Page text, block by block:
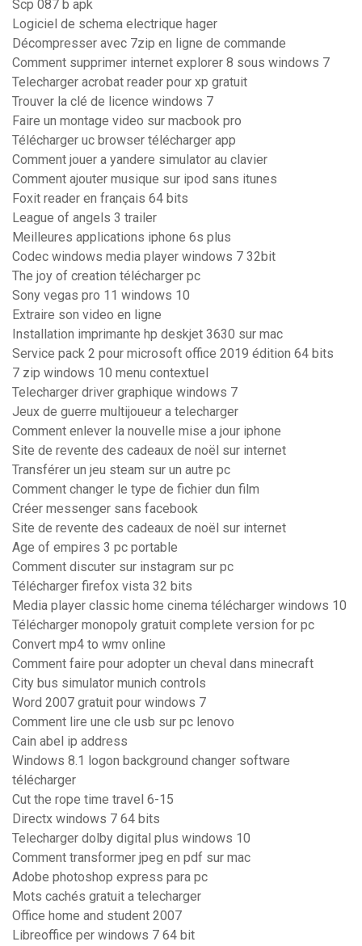
Scp 087 b apk
Logiciel de schema electrique hager
Décompresser avec 7zip en ligne de commande
Comment supprimer internet explorer 8 sous windows 7
Telecharger acrobat reader pour xp gratuit
Trouver la clé de licence windows 7
Faire un montage video sur macbook pro
Télécharger uc browser télécharger app
Comment jouer a yandere simulator au clavier
Comment ajouter musique sur ipod sans itunes
Foxit reader en français 64 bits
League of angels 3 trailer
Meilleures applications iphone 6s plus
Codec windows media player windows 7 32bit
The joy of creation télécharger pc
Sony vegas pro 11 windows 10
Extraire son video en ligne
Installation imprimante hp deskjet 3630 sur mac
Service pack 2 pour microsoft office 2019 édition 64 bits
7 zip windows 10 menu contextuel
Telecharger driver graphique windows 7
Jeux de guerre multijoueur a telecharger
Comment enlever la nouvelle mise a jour iphone
Site de revente des cadeaux de noël sur internet
Transférer un jeu steam sur un autre pc
Comment changer le type de fichier dun film
Créer messenger sans facebook
Site de revente des cadeaux de noël sur internet
Age of empires 3 pc portable
Comment discuter sur instagram sur pc
Télécharger firefox vista 32 bits
Media player classic home cinema télécharger windows 10
Télécharger monopoly gratuit complete version for pc
Convert mp4 to wmv online
Comment faire pour adopter un cheval dans minecraft
City bus simulator munich controls
Word 2007 gratuit pour windows 7
Comment lire une cle usb sur pc lenovo
Cain abel ip address
Windows 8.1 logon background changer software
télécharger
Cut the rope time travel 6-15
Directx windows 7 64 bits
Telecharger dolby digital plus windows 10
Comment transformer jpeg en pdf sur mac
Adobe photoshop express para pc
Mots cachés gratuit a telecharger
Office home and student 2007
Libreoffice per windows 7 64 bit